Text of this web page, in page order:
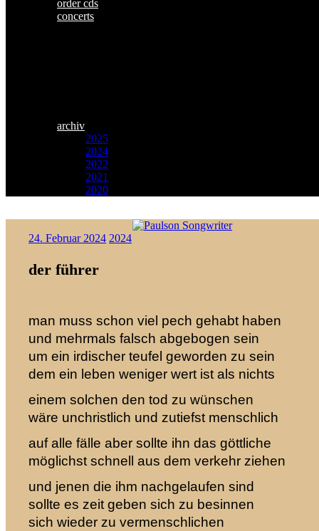
order cds
concerts
archiv
2025
2024
2022
2021
2020
Inhalt
Paulson
24. Februar 2024 2024
der führer
man muss schon viel pech gehabt haben
und mehrmals falsch abgebogen sein
um ein irdischer teufel geworden zu sein
dem ein leben weniger wert ist als nichts
einem solchen den tod zu wünschen
wäre unchristlich und zutiefst menschlich
auf alle fälle aber sollte ihn das göttliche
möglichst schnell aus dem verkehr ziehen
und jenen die ihm nachgelaufen sind
sollte es zeit geben sich zu besinnen
sich wieder zu vermenschlichen